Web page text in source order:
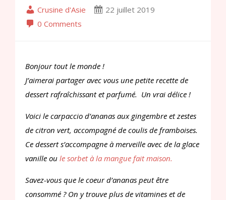
Crusine d'Asie
22 juillet 2019
0 Comments
Bonjour tout le monde !
J’aimerai partager avec vous une petite recette de
dessert rafraîchissant et parfumé. Un vrai délice !
Voici le carpaccio d’ananas aux gingembre et zestes
de citron vert, accompagné de coulis de framboises.
Ce dessert s’accompagne à merveille avec de la glace
vanille ou le sorbet à la mangue fait maison.
Savez-vous que le coeur d’ananas peut être
consommé ? On y trouve plus de vitamines et de